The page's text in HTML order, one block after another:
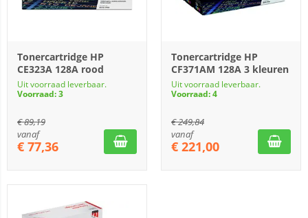
Tonercartridge HP
CE323A 128A rood
Uit voorraad leverbaar.
Voorraad: 3
€89,19
vanaf
€ 77,36
Tonercartridge HP
CF371AM 128A 3 kleuren
Uit voorraad leverbaar.
Voorraad: 4
€249,84
vanaf
€ 221,00